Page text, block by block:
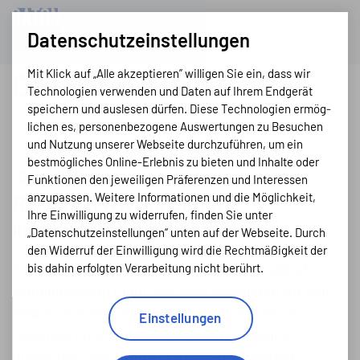
Das gibt's Neues
18/03/2026
Relaunch www.eickhoff-
kommunikation.de
Für unsere langjährige Partneragentureickhoff
Relaunch ihrer Unternehmenswebsite. Die auf
Healthcare-PR spezialisierte Kölner Agentur
Datenschutz­einstellungen
Mit Klick auf „Alle akzeptieren” willigen Sie ein, dass wir
Techno­logien verwenden und Daten auf Ihrem Endgerät
speichern und auslesen dürfen. Diese Techno­logien ermög­
lichen es, personen­bezo­gene Aus­wertungen zu Besuchen
und Nutzung unserer Webseite durch­zu­führen, um ein
bestmögli­ches Online-Erlebnis zu bieten und Inhalte oder
Funktionen den jeweiligen Präferenzen und Inte­ressen
anzupassen. Weitere Informationen und die Mög­lich­keit,
Ihre Ein­willigung zu widerrufen, finden Sie unter
„Datenschutz­einstellungen“ unten auf der Webseite. Durch
den Widerruf der Ein­willigung wird die Recht­mäßig­keit der
bis dahin erfolgten Verarbeitung nicht berührt.
Einstellungen